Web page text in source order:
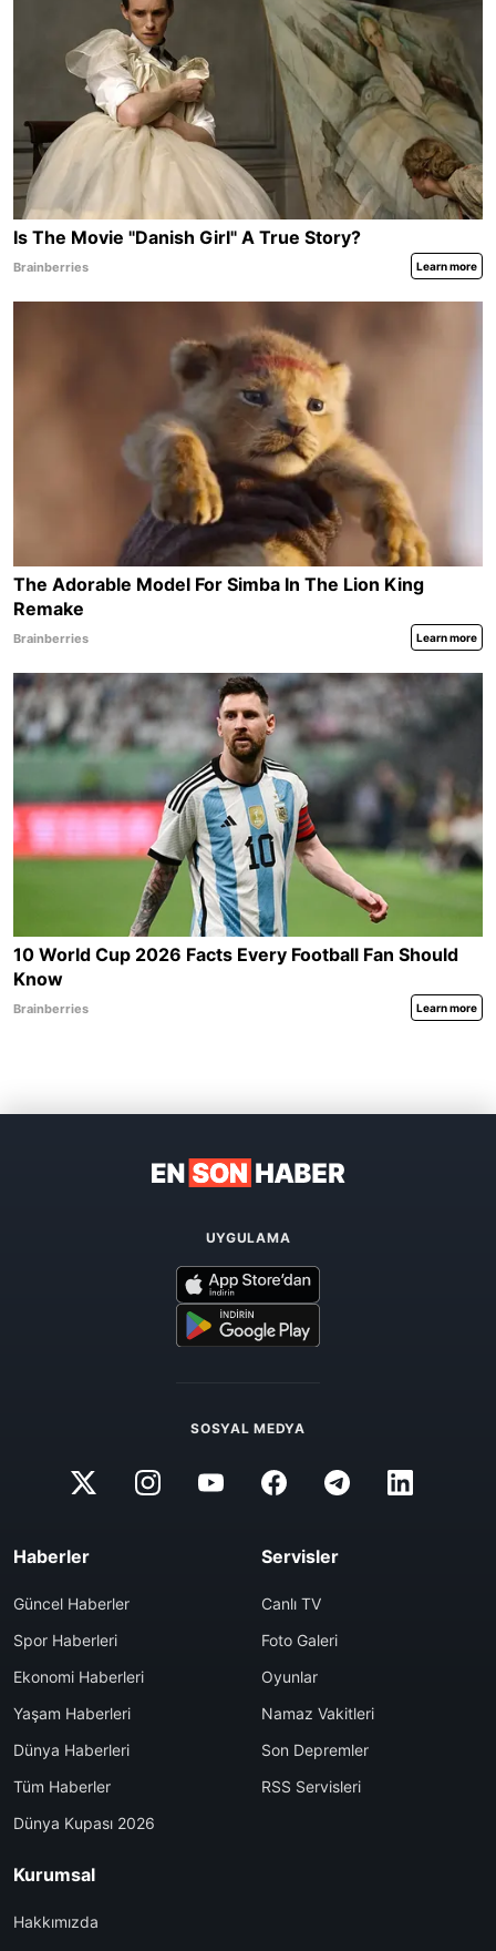
UYGULAMA
SOSYAL MEDYA
Haberler
Güncel Haberler
Spor Haberleri
Ekonomi Haberleri
Yaşam Haberleri
Dünya Haberleri
Tüm Haberler
Dünya Kupası 2026
Servisler
Canlı TV
Foto Galeri
Oyunlar
Namaz Vakitleri
Son Depremler
RSS Servisleri
Kurumsal
Hakkımızda